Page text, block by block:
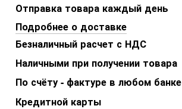
Отправка товара каждый день
Подробнее о доставке
Безналичный расчет с НДС
Наличными при получении товара
По счёту - фактуре в любом банке
Кредитной карты